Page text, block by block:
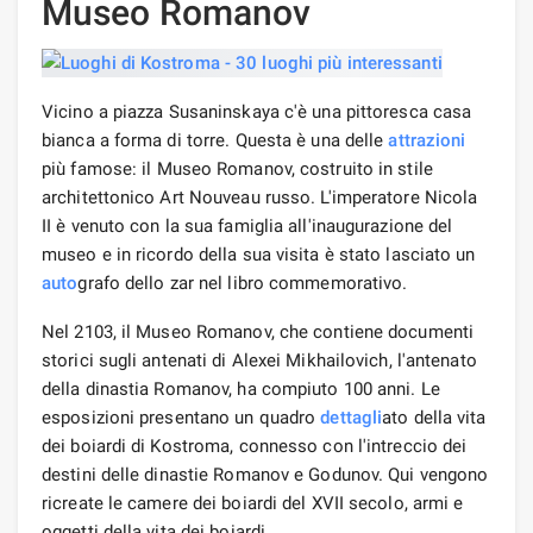
Museo Romanov
Vicino a piazza Susaninskaya c'è una pittoresca casa
bianca a forma di torre. Questa è una delleattrazioni
più famose: il Museo Romanov, costruito in stile
architettonico Art Nouveau russo. L'imperatore Nicola
II è venuto con la sua famiglia all'inaugurazione del
museo e in ricordo della sua visita è stato lasciato un
autografo dello zar nel libro commemorativo.
Nel 2103, il Museo Romanov, che contiene documenti
storici sugli antenati di Alexei Mikhailovich, l'antenato
della dinastia Romanov, ha compiuto 100 anni. Le
esposizioni presentano un quadrodettagliato della vita
dei boiardi di Kostroma, connesso con l'intreccio dei
destini delle dinastie Romanov e Godunov. Qui vengono
ricreate le camere dei boiardi del XVII secolo, armi e